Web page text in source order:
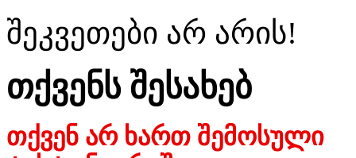
შეკვეთები არ არის!
თქვენს შესახებ
თქვენ არ ხართ შემოსული